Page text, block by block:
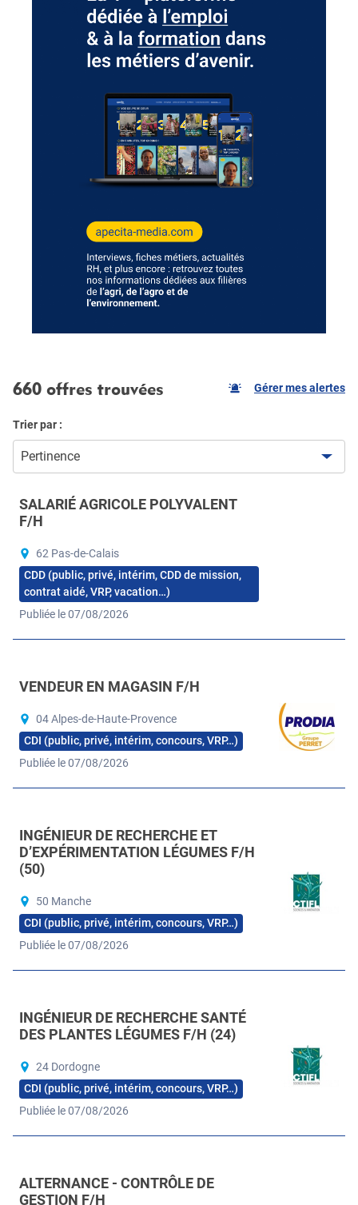
660 offres trouvées Gérer mes alertes
Trier par :
Pertinence
SALARIÉ AGRICOLE POLYVALENT
F/H
62 Pas-de-Calais
CDD (public, privé, intérim, CDD de mission,
contrat aidé, VRP, vacation…)
Publiée le 07/08/2026
VENDEUR EN MAGASIN F/H
04 Alpes-de-Haute-Provence
CDI (public, privé, intérim, concours, VRP…)
Publiée le 07/08/2026
INGÉNIEUR DE RECHERCHE ET
D’EXPÉRIMENTATION LÉGUMES F/H
(50)
50 Manche
CDI (public, privé, intérim, concours, VRP…)
Publiée le 07/08/2026
INGÉNIEUR DE RECHERCHE SANTÉ
DES PLANTES LÉGUMES F/H (24)
24 Dordogne
CDI (public, privé, intérim, concours, VRP…)
Publiée le 07/08/2026
ALTERNANCE - CONTRÔLE DE
GESTION F/H